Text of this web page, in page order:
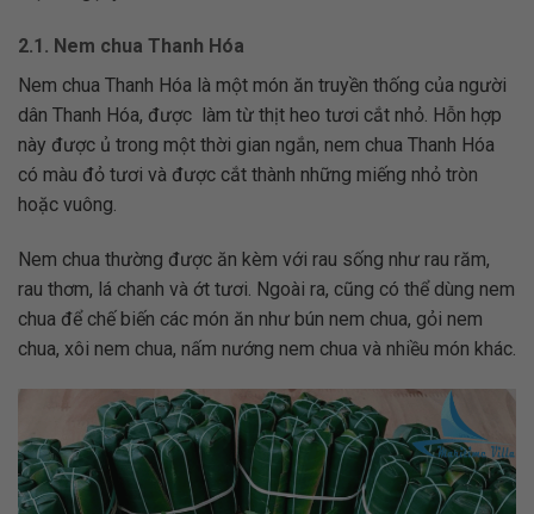
2.1. Nem chua Thanh Hóa
Nem chua Thanh Hóa là một món ăn truyền thống của người
dân Thanh Hóa, được làm từ thịt heo tươi cắt nhỏ. Hỗn hợp
này được ủ trong một thời gian ngắn, nem chua Thanh Hóa
có màu đỏ tươi và được cắt thành những miếng nhỏ tròn
hoặc vuông.
Nem chua thường được ăn kèm với rau sống như rau răm,
rau thơm, lá chanh và ớt tươi. Ngoài ra, cũng có thể dùng nem
chua để chế biến các món ăn như bún nem chua, gỏi nem
chua, xôi nem chua, nấm nướng nem chua và nhiều món khác.